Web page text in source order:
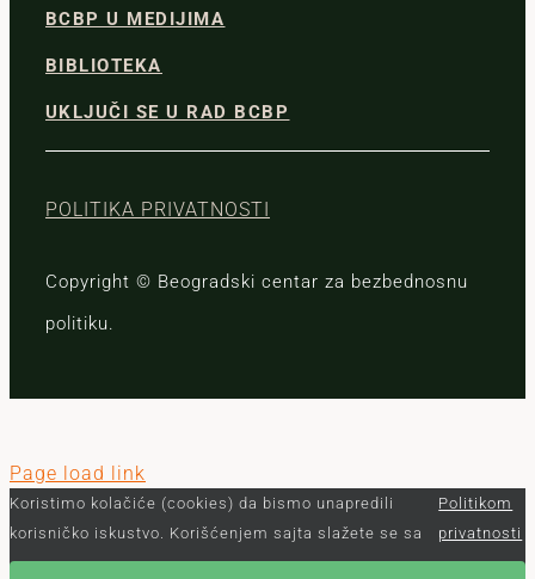
BCBP U MEDIJIMA
BIBLIOTEKA
UKLJUČI SE U RAD BCBP
POLITIKA PRIVATNOSTI
Copyright © Beogradski centar za bezbednosnu
politiku.
Page load link
Koristimo kolačiće (cookies) da bismo unapredili
korisničko iskustvo. Korišćenjem sajta slažete se sa
Politikom
privatnosti